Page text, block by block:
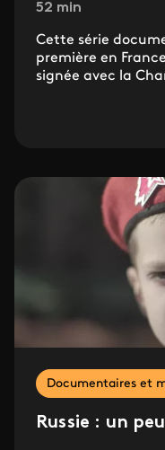
52 min
Cette série
première en
signée avec la
Documentaires et
Russie : un